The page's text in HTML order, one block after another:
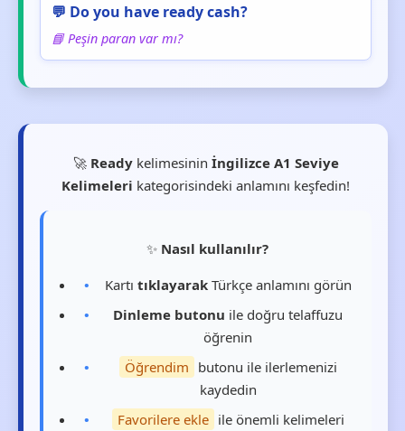
💬 Do you have ready cash?
📘 Peşin paran var mı?
🚀 Readykelimesinin İngilizce A1 Seviye
Kelimeleri kategorisindeki anlamını keşfedin!
✨ Nasıl kullanılır?
Kartı tıklayarakTürkçe anlamını görün
Dinleme butonu ile doğru telaffuzu
öğrenin
Öğrendim butonu ile ilerlemenizi
kaydedin
Favorilere ekle ile önemli kelimeleri